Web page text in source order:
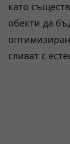
като
обекти да
сливат с